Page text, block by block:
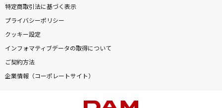
特定商取引法に基づく表示
プライバシーポリシー
クッキー設定
インフォマティブデータの取得について
ご契約方法
企業情報（コーポレートサイト）